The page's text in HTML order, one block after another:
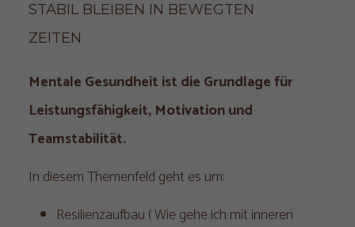
STABIL BLEIBEN IN BEWEGTEN
ZEITEN
Mentale Gesundheit ist die Grundlage für
Leistungsfähigkeit, Motivation und
Teamstabilität.
In diesem Themenfeld geht es um:
Resilienzaufbau ( Wie gehe ich mit inneren